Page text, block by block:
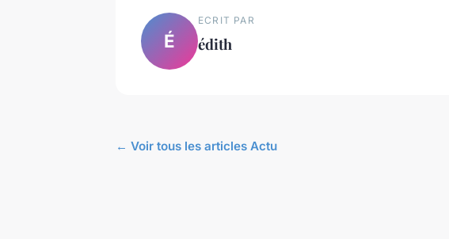
É
ECRIT PAR
édith
← Voir tous les articles Actu